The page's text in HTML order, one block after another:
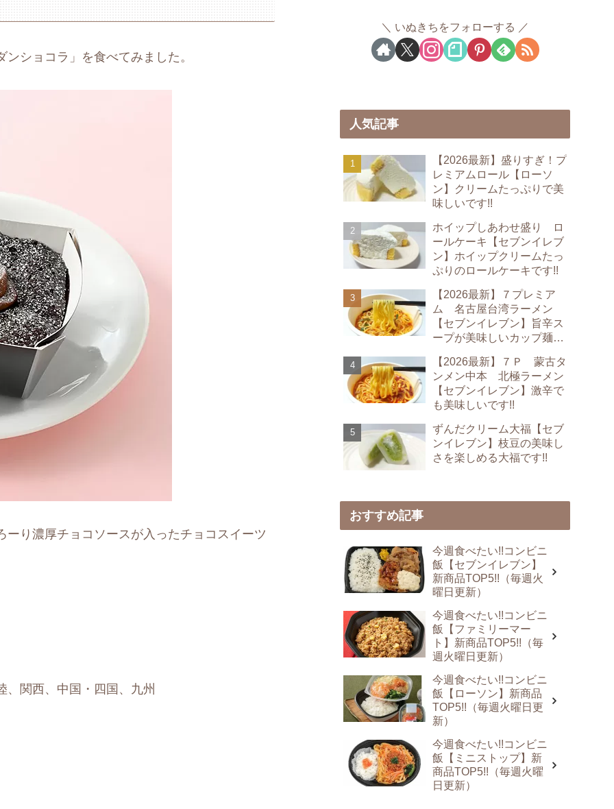
ショコラ」を食べてみました。
り濃厚チョコソースが入ったチョコスイーツ
、関西、中国・四国、九州
いぬきちをフォローする
人気記事
【2026最新】盛りすぎ！プ
レミアムロール【ローソ
ン】クリームたっぷりで美
味しいです!!
ホイップしあわせ盛り ロ
ールケーキ【セブンイレブ
ン】ホイップクリームたっ
ぷりのロールケーキです!!
【2026最新】７プレミア
ム 名古屋台湾ラーメン
【セブンイレブン】旨辛ス
ープが美味しいカップ麺で
【2026最新】７Ｐ 蒙古タ
ンメン中本 北極ラーメン
【セブンイレブン】激辛で
も美味しいです!!
ずんだクリーム大福【セブ
ンイレブン】枝豆の美味し
さを楽しめる大福です!!
おすすめ記事
今週食べたい!!コンビニ
飯【セブンイレブン】
新商品TOP5!!（毎週火
曜日更新）
今週食べたい!!コンビニ
飯【ファミリーマー
ト】新商品TOP5!!（毎
週火曜日更新）
今週食べたい!!コンビニ
飯【ローソン】新商品
TOP5!!（毎週火曜日更
新）
今週食べたい!!コンビニ
飯【ミニストップ】新
商品TOP5!!（毎週火曜
日更新）